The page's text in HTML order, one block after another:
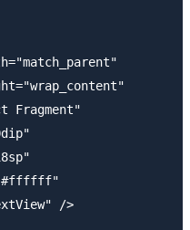
Fragment"
/>